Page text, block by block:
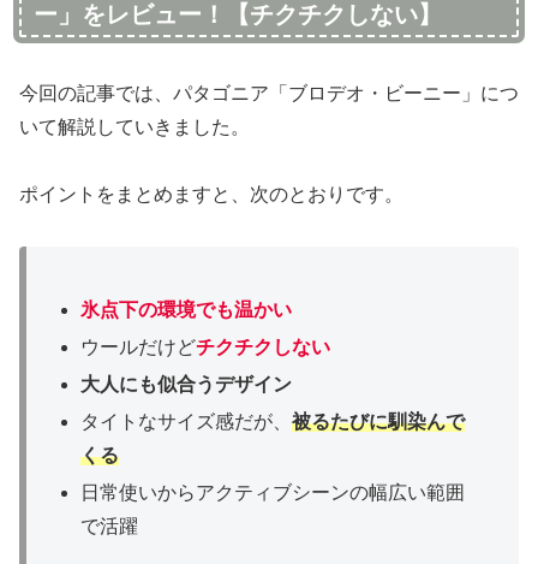
ー」をレビュー！【チクチクしない】
今回の記事では、パタゴニア「ブロデオ・ビーニー」につ
いて解説していきました。
ポイントをまとめますと、次のとおりです。
氷点下の環境でも温かい
ウールだけどチクチクしない
大人にも似合うデザイン
タイトなサイズ感だが、被るたびに馴染んで
くる
日常使いからアクティブシーンの幅広い範囲
で活躍